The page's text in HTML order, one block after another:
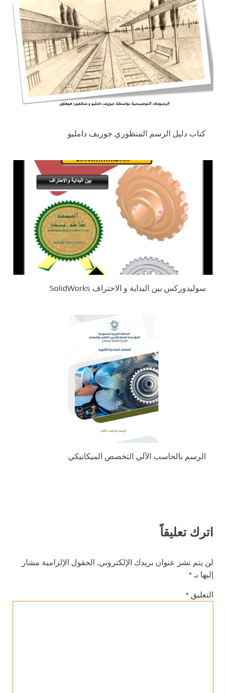
‫‫كتاب دليل الرسم المنظوري جوزيف دامليو
سوليدوركس بين البداية و الاحتراف SolidWorks
الرسم بالحاسب الآلي التخصص الميكانيكي
اترك تعليقاً
لن يتم نشر عنوان بريدك الإلكتروني. الحقول الإلزامية مشار
إليها بـ*
التعليق *